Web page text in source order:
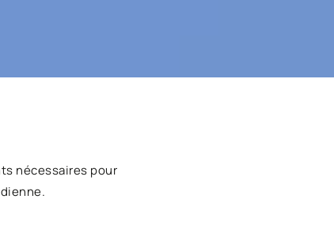
nécessaires pour